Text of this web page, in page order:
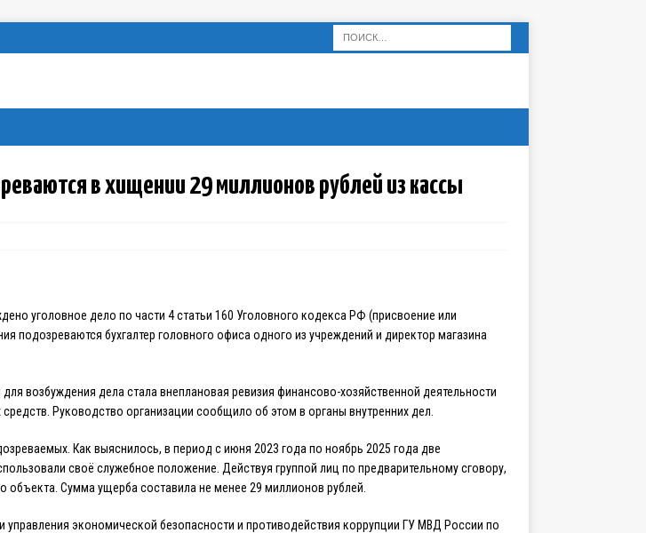
в хищении 29 миллионов рублей из кассы
уголовное дело по части 4 статьи 160 Уголовного кодекса РФ (присвоение или
подозреваются бухгалтер головного офиса одного из учреждений и директор магазина
возбуждения дела стала внеплановая ревизия финансово-хозяйственной деятельности
Руководство организации сообщило об этом в органы внутренних дел.
Как выяснилось, в период с июня 2023 года по ноябрь 2025 года две
своё служебное положение. Действуя группой лиц по предварительному сговору,
Сумма ущерба составила не менее 29 миллионов рублей.
экономической безопасности и противодействия коррупции ГУ МВД России по